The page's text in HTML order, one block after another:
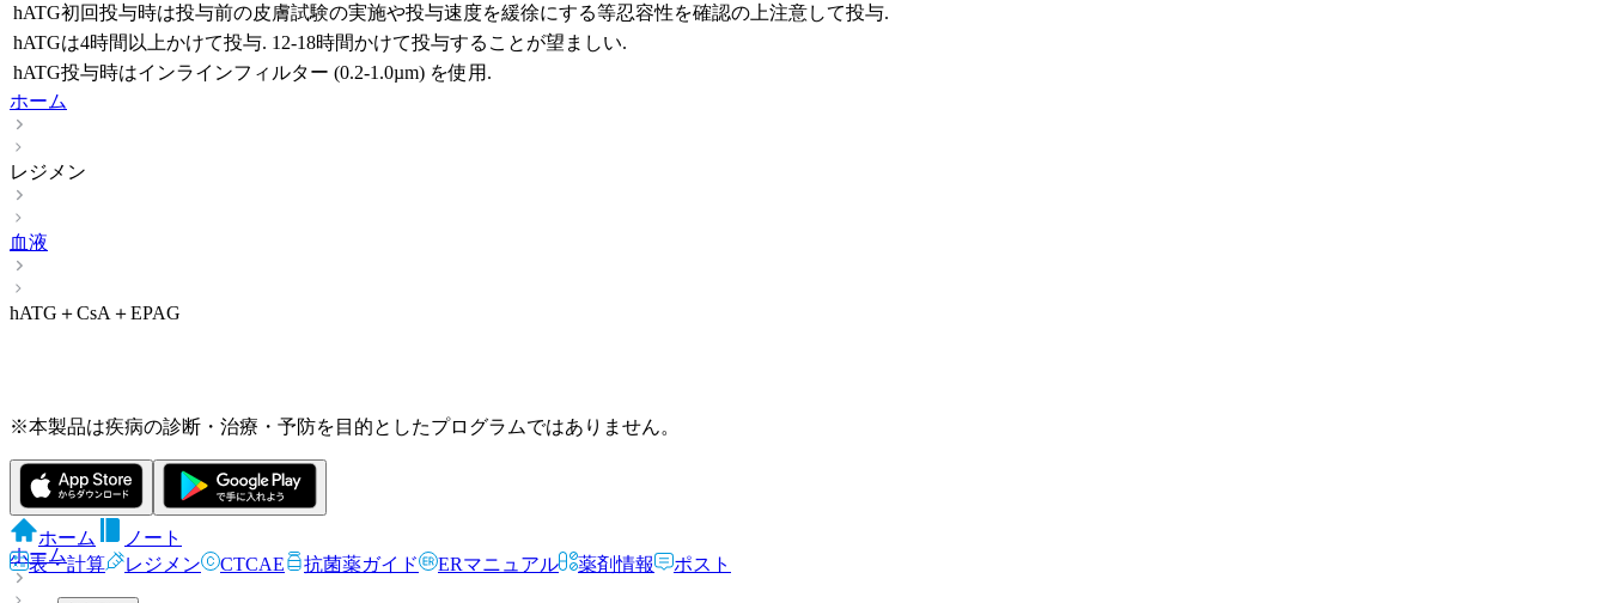
hATG初回投与時は投与前の皮膚試験の実施や投与速度を緩徐にする等忍容性を確認の上注意して投与.
hATGは4時間以上かけて投与. 12-18時間かけて投与することが望ましい.
hATG投与時はインラインフィルター (0.2-1.0µm) を使用.
ホーム
レジメン
血液
hATG＋CsA＋EPAG
※本製品は疾病の診断・治療・予防を目的としたプログラムではありません。
ホーム
ノート
表・計算
レジメン CTCAE 抗菌薬ガイド ERマニュアル 薬剤情報 ポスト
ホーム